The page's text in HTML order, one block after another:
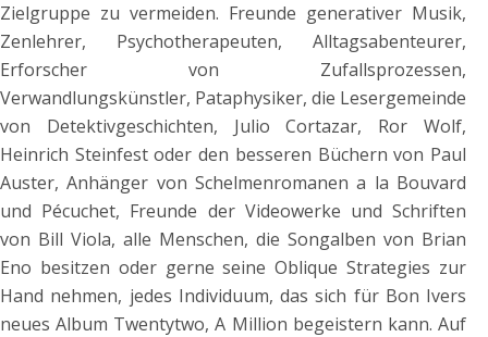
Zielgruppe zu vermeiden. Freunde generativer Musik,
Zenlehrer, Psychotherapeuten, Alltagsabenteurer,
Erforscher von Zufallsprozessen,
Verwandlungskünstler, Pataphysiker, die Lesergemeinde
von Detektivgeschichten, Julio Cortazar, Ror Wolf,
Heinrich Steinfest oder den besseren Büchern von Paul
Auster, Anhänger von Schelmenromanen a la Bouvard
und Pécuchet, Freunde der Videowerke und Schriften
von Bill Viola, alle Menschen, die Songalben von Brian
Eno besitzen oder gerne seine Oblique Strategies zur
Hand nehmen, jedes Individuum, das sich für Bon Ivers
neues Album Twentytwo, A Million begeistern kann. Auf